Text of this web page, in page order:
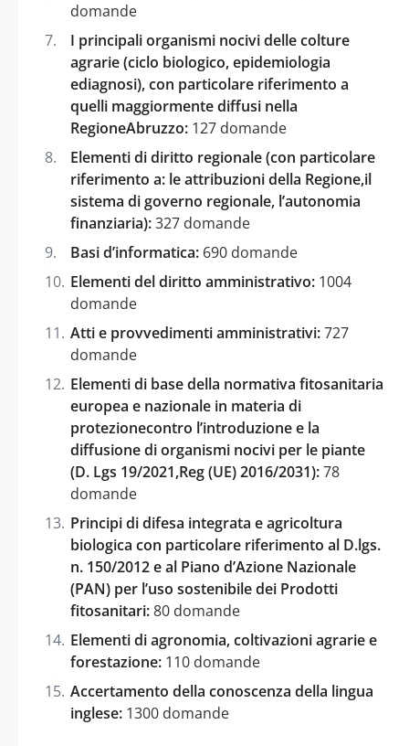
domande
I principali organismi nocivi delle colture
agrarie (ciclo biologico, epidemiologia
ediagnosi), con particolare riferimento a
quelli maggiormente diffusi nella
RegioneAbruzzo: 127 domande
Elementi di diritto regionale (con particolare
riferimento a: le attribuzioni della Regione,il
sistema di governo regionale, l’autonomia
finanziaria):327 domande
Basi d’informatica: 690 domande
Elementi del diritto amministrativo: 1004
domande
Atti e provvedimenti amministrativi:727
domande
Elementi di base della normativa fitosanitaria
europea e nazionale in materia di
protezionecontro l’introduzione e la
diffusione di organismi nocivi per le piante
(D. Lgs 19/2021,Reg (UE) 2016/2031):78
domande
Principi di difesa integrata e agricoltura
biologica con particolare riferimento al D.lgs.
n. 150/2012 e al Piano d’Azione Nazionale
(PAN) per l’uso sostenibile dei Prodotti
fitosanitari:80 domande
Elementi di agronomia, coltivazioni agrarie e
forestazione: 110 domande
Accertamento della conoscenza della lingua
inglese: 1300 domande